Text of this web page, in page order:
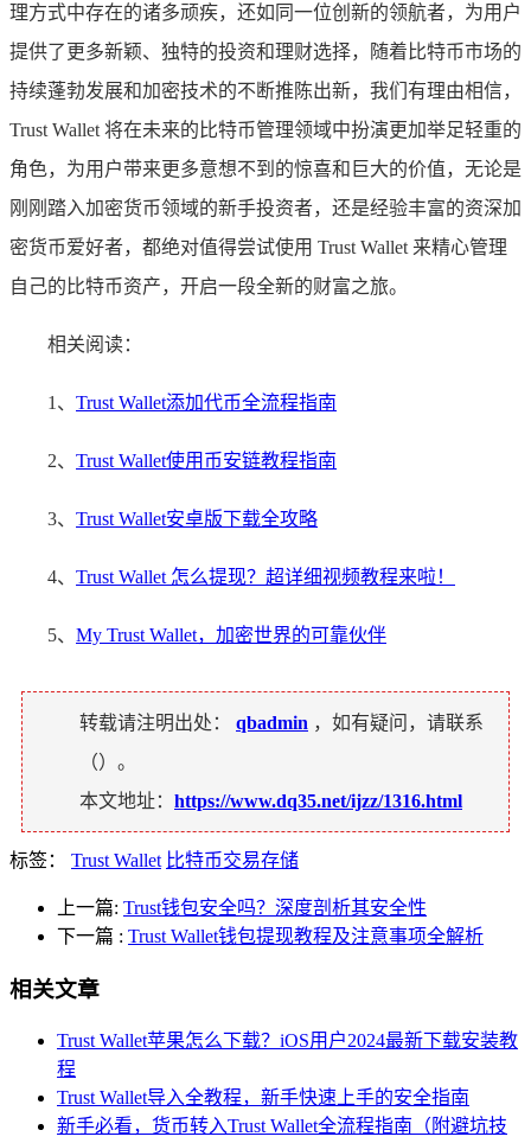
理方式中存在的诸多顽疾，还如同一位创新的领航者，为用户
提供了更多新颖、独特的投资和理财选择，随着比特币市场的
持续蓬勃发展和加密技术的不断推陈出新，我们有理由相信，
Trust Wallet 将在未来的比特币管理领域中扮演更加举足轻重的
角色，为用户带来更多意想不到的惊喜和巨大的价值，无论是
刚刚踏入加密货币领域的新手投资者，还是经验丰富的资深加
密货币爱好者，都绝对值得尝试使用 Trust Wallet 来精心管理
自己的比特币资产，开启一段全新的财富之旅。
相关阅读：
1、 Trust Wallet添加代币全流程指南
2、 Trust Wallet使用币安链教程指南
3、 Trust Wallet安卓版下载全攻略
4、 Trust Wallet 怎么提现？超详细视频教程来啦！
5、 My Trust Wallet，加密世界的可靠伙伴
转载请注明出处： qbadmin ，如有疑问，请联系
（）。
本文地址： https://www.dq35.net/ijzz/1316.html
标签： Trust Wallet 比特币交易存储
上一篇: Trust钱包安全吗？深度剖析其安全性
下一篇 : Trust Wallet钱包提现教程及注意事项全解析
相关文章
Trust Wallet苹果怎么下载？iOS用户2024最新下载安装教
程
Trust Wallet导入全教程，新手快速上手的安全指南
新手必看，货币转入Trust Wallet全流程指南（附避坑技